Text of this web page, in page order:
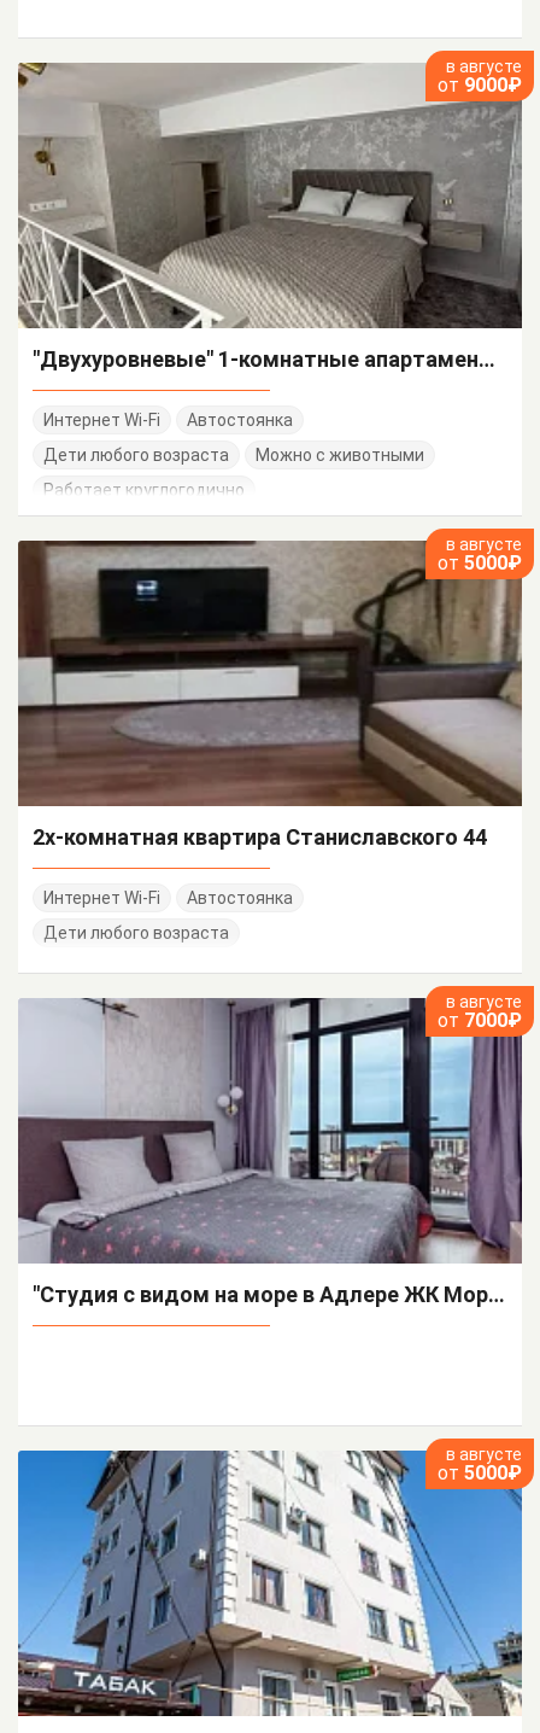
в августе
от 9000₽
"Двухуровневые" 1-комнатные апартаменты
Интернет Wi-Fi
Автостоянка
Дети любого возраста
Можно с животными
Работает круглогодично
в августе
от 5000₽
2х-комнатная квартира Станиславского 44
Интернет Wi-Fi
Автостоянка
Дети любого возраста
в августе
от 7000₽
"Студия с видом на море в Адлере ЖК Морская Симфония" квартира-студия
в августе
от 5000₽